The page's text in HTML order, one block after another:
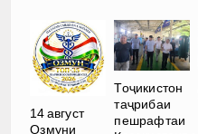
14 август
Озмуни
Тоҷикистон
таҷрибаи
пешрафтаи